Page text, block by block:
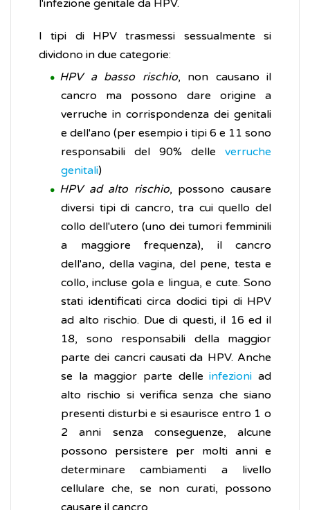
l'infezione genitale da HPV.
I tipi di HPV trasmessi sessualmente si
dividono in due categorie:
HPV a basso rischio, non causano il
cancro ma possono dare origine a
verruche in corrispondenza dei genitali
e dell'ano (per esempio i tipi 6 e 11 sono
responsabili del 90% delle verruche
genitali)
HPV ad alto rischio, possono causare
diversi tipi di cancro, tra cui quello del
collo dell'utero (uno dei tumori femminili
a maggiore frequenza), il cancro
dell'ano, della vagina, del pene, testa e
collo, incluse gola e lingua, e cute. Sono
stati identificati circa dodici tipi di HPV
ad alto rischio. Due di questi, il 16 ed il
18, sono responsabili della maggior
parte dei cancri causati da HPV. Anche
se la maggior parte delleinfezioni ad
alto rischio si verifica senza che siano
presenti disturbi e si esaurisce entro 1 o
2 anni senza conseguenze, alcune
possono persistere per molti anni e
determinare cambiamenti a livello
cellulare che, se non curati, possono